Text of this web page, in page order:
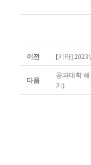
이전 [기타] 2023
다음
공과대학
기)